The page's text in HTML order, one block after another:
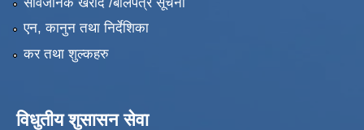
एन, कानुन तथा निर्देशिका
कर तथा शुल्कहरु
विधुतीय शुसासन सेवा